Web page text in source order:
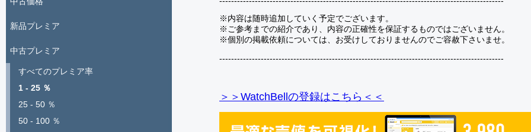
※内容は随時追加していく予定でございます。
※ご参考までの紹介であり、内容の正確性を保証するものではございません。
※個別の掲載依頼については、お受けしておりませんのでご容赦下さいませ。
------------------------------------------------------------------------------------------------
＞＞WatchBellの登録はこちら＜＜
新品プレミア
中古プレミア
すべてのプレミア率
1 - 25 ％
25 - 50 ％
50 - 100 ％